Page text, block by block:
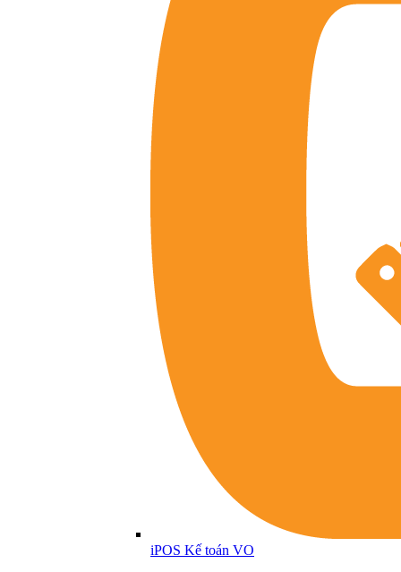
iPOS Kế toán VO